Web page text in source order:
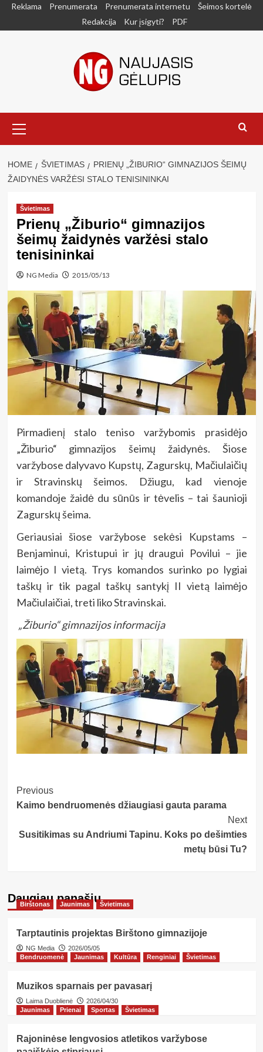
SkipReklama Prenumerata Prenumerata internetu
Šeimos kortelė
Redakcija
Kur įsigyti? PDF
Menu
HOME ŠVIETIMAS
PRIENŲ „ŽIBURIO“ GIMNAZIJOS ŠEIMŲ
ŽAIDYNĖS VARŽĖSI STALO TENISININKAI
Švietimas
Prienų „Žiburio“ gimnazijos
šeimų žaidynės varžėsi stalo
tenisininkai
NG Media 2015/05/13
Pirmadienį stalo teniso varžybomis prasidėjo
„Žiburio“ gimnazijos šeimų žaidynės. Šiose
varžybose dalyvavo Kupstų, Zagurskų, Mačiulaičių
ir Stravinskų šeimos. Džiugu, kad vienoje
komandoje žaidė du sūnūs ir tėvelis – tai šaunioji
Zagurskų šeima.
Geriausiai šiose varžybose sekėsi Kupstams –
Benjaminui, Kristupui ir jų draugui Povilui – jie
laimėjoI vietą. Trys komandos surinko po lygiai
taškų ir tik pagal taškų santykį II vietą laimėjo
Mačiulaičiai, treti liko Stravinskai.
„Žiburio“ gimnazijos informacija
Post
Navigation
Previous
Kaimo bendruomenės džiaugiasi gauta parama
Next
Susitikimas su Andriumi Tapinu. Koks po dešimties
metų būsi Tu?
Daugiau panašių…
Birštonas Jaunimas Švietimas
Tarptautinis projektas Birštono gimnazijoje
NG Media
2026/05/05
Bendruomenė
Jaunimas Kultūra Renginiai Švietimas
Muzikos sparnais per pavasarį
Laima Duoblienė
2026/04/30
Jaunimas
Prienai Sportas Švietimas
Rajoninėse lengvosios atletikos varžybose